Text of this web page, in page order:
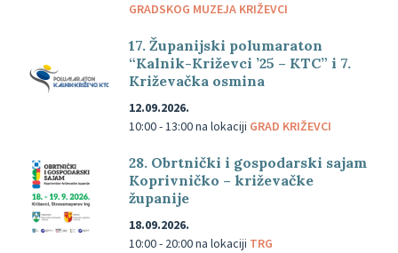
GRADSKOG MUZEJA KRIŽEVCI
17. Županijski polumaraton
“Kalnik-Križevci ’25 – KTC” i 7.
Križevačka osmina
12.09.2026.
10:00 - 13:00na lokaciji GRAD KRIŽEVCI
28. Obrtnički i gospodarski sajam
Koprivničko – križevačke
županije
18.09.2026.
10:00 - 20:00na lokaciji TRG